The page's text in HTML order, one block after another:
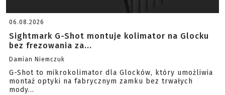
06.08.2026
Sightmark G-Shot montuje kolimator na Glocku
bez frezowania za...
Damian Niemczuk
G-Shot to mikrokolimator dla Glocków, który umożliwia
montaż optyki na fabrycznym zamku bez trwałych
mody...